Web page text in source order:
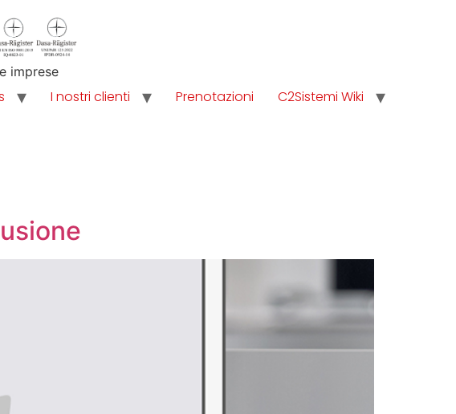
imprese
I nostri clienti Prenotazioni
C2Sistemi Wiki